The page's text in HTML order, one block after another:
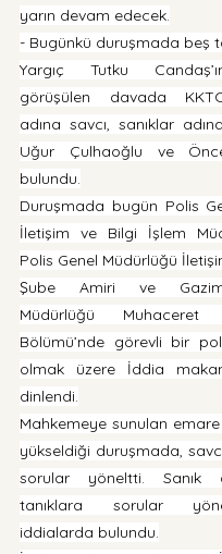
yarın devam edecek.
- Bugünkü duruşmada beş
Yargıç Tutku
görüşülen davada KKTC
adına savcı, sanıklar
Uğur Çulhaoğlu ve
bulundu.
Duruşmada bugün Polis
İletişim ve Bilgi İşlem
Polis Genel Müdürlüğü
Şube Amiri ve
Müdürlüğü
Bölümü’nde görevli bir
olmak üzere İddia
dinlendi.
Mahkemeye sunulan emare
yükseldiği duruşmada,
sorular yöneltti. Sanık
tanıklara sorular
iddialarda bulundu.